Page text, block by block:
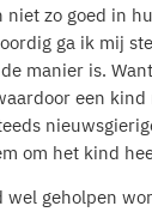
niet zo goed in
ga ik mij
manier is.
een
om het kind
wel geholpen